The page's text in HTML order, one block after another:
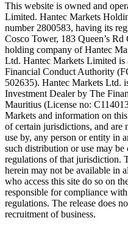
This website is owned and
Limited. Hantec Markets
number 2800583, having its
Cosco Tower, 183 Queen’s
holding company of Hantec
Ltd. Hantec Markets Limited is
Financial Conduct Authority
502635). Hantec Markets Ltd.
Investment Dealer by The
Mauritius (License no:
Markets and information on
of certain jurisdictions, and
use by, any person or entity in
such distribution or use may
regulations of that jurisdiction.
herein may not be available in
who access this site do so on
responsible for compliance
regulations. The release does
recruitment of business.